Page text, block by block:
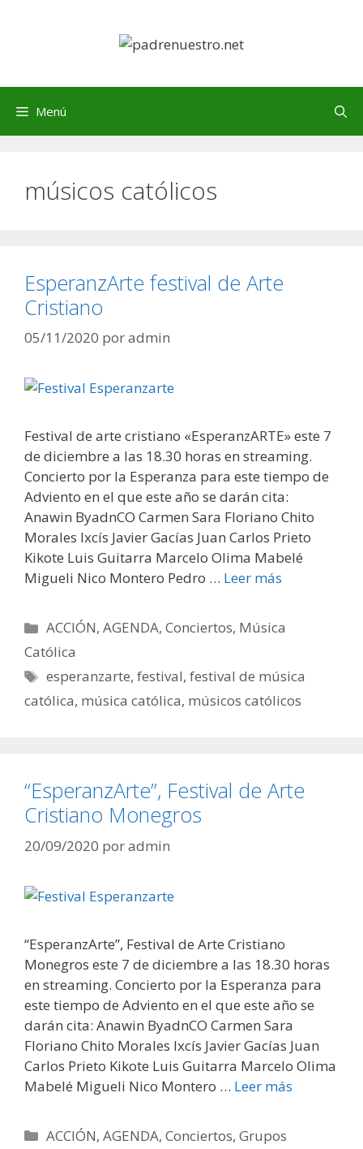
Menú
músicos católicos
EsperanzArte festival de Arte
Cristiano
05/11/2020 poradmin
Festival de arte cristiano «EsperanzARTE» este 7
de diciembre a las 18.30 horas en streaming.
Concierto por la Esperanza para este tiempo de
Adviento en el que este año se darán cita:
Anawin ByadnCO Carmen Sara Floriano Chito
Morales Ixcís Javier Gacías Juan Carlos Prieto
Kikote Luis Guitarra Marcelo Olima Mabelé
Migueli Nico Montero Pedro … Leer más
Categorías
ACCIÓN,AGENDA,Conciertos, Música
Católica
Etiquetas
esperanzarte,festival,festival de música
católica, música católica, músicos católicos
“EsperanzArte”, Festival de Arte
Cristiano Monegros
20/09/2020 poradmin
“EsperanzArte”, Festival de Arte Cristiano
Monegros este 7 de diciembre a las 18.30 horas
en streaming. Concierto por la Esperanza para
este tiempo de Adviento en el que este año se
darán cita: Anawin ByadnCO Carmen Sara
Floriano Chito Morales Ixcís Javier Gacías Juan
Carlos Prieto Kikote Luis Guitarra Marcelo Olima
Mabelé Migueli Nico Montero … Leer más
Categorías
ACCIÓN,AGENDA,Conciertos,Grupos